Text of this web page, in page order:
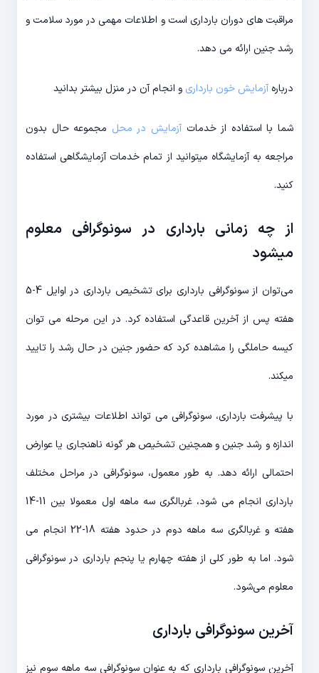
مراقبت های دوران بارداری است و اطلاعات مهمی در مورد سلامت و
رشد جنین ارائه می دهد.
درباره آزمایش خون بارداری و انجام آن در منزل بیشتر بدانید
شما با استفاده از خدمات آزمایش در محل مجموعه حال بدون
مراجعه به آزمایشگاه میتوانید از تمام خدمات آزمایشگاهی استفاده
کنید.
از چه زمانی بارداری در سونوگرافی معلوم
میشود
می‌توان از سونوگرافی بارداری برای تشخیص بارداری در اوایل 4-5
هفته پس از آخرین قاعدگی استفاده کرد. در این مرحله می توان
کیسه حاملگی را مشاهده کرد که حضور جنین در حال رشد را تایید
میکند.
با پیشرفت بارداری، سونوگرافی می تواند اطلاعات بیشتری در مورد
اندازه و رشد جنین و همچنین تشخیص هر گونه ناهنجاری یا عوارض
احتمالی ارائه دهد. به طور معمول، سونوگرافی در مراحل مختلف
بارداری انجام می شود، غربالگری سه ماهه اول معمولا بین 11-14
هفته و غربالگری سه ماهه دوم در حدود هفته 18-22 انجام می
شود. اما به طور کلی از هفته چهارم یا پنجم بارداری در سونوگرافی
معلوم می‌شود.
آخرین سونوگرافی بارداری
آخرین سونوگرافی بارداری که به عنوان سونوگرافی سه ماهه سوم نیز